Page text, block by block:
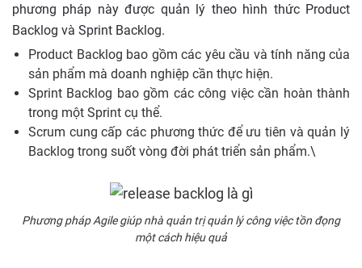
phương pháp này được quản lý theo hình thức Product
Backlog và Sprint Backlog.
Product Backlog bao gồm các yêu cầu và tính năng của
sản phẩm mà doanh nghiệp cần thực hiện.
Sprint Backlog bao gồm các công việc cần hoàn thành
trong một Sprint cụ thể.
Scrum cung cấp các phương thức để ưu tiên và quản lý
Backlog trong suốt vòng đời phát triển sản phẩm.\
Phương pháp Agile giúp nhà quản trị quản lý công việc tồn đọng
một cách hiệu quả